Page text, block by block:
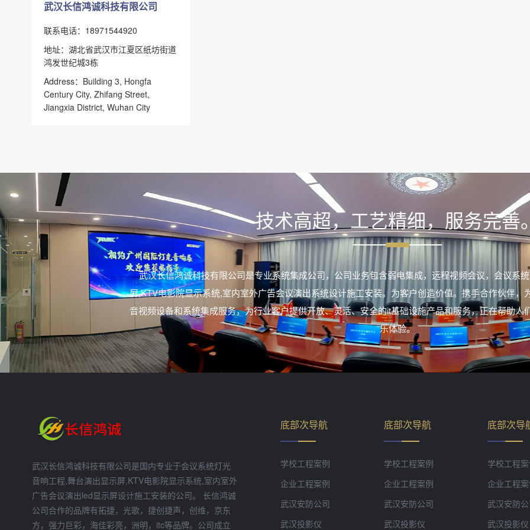
武汉长信鸿诚科技有限公司
联系电话：18971544920
地址：湖北省武汉市江夏区纸坊街道
鸿发世纪城3栋
Address：Building 3, Hongfa
Century City, Zhifang Street,
Jiangxia District, Wuhan City
技术高超，工艺精细，服务完善
武汉长信鸿诚科技有限公司是专业系统集成公司，公司业务包含弱电集成，远程视频会议，会议系
屏,KTV电影院显示系统,室内室外广告会议演出系统设计施工安装。为客户创造价值。携手合作伙伴，
音视频设备和系统集成服务，为行业客户提供开放、灵活、安全的it基础设施产品和服务，正在帮助人
乐体验。
武汉长信鸿诚科技有限公司是国内专业于会议系统灯光
音响工程,舞台演出显示屏,KTV电影院显示系统,室内室外
广告会议演出led显示屏设计施工安装的公司。 长信鸿诚
公司合作的品牌有拓捷，光歌，捷创捷声，创维，京东
方，强力巨彩，海佳彩亮，洲明，itc等品牌。公司成立
底部次导航
学校工程案例
企业工程案例
武汉安防公司
武汉投影仪
底部次导航
学校工程案例
企业工程案例
武汉安防公司
武汉投影仪
底部次导
学校工程
企业工程
武汉安防
武汉投影仪